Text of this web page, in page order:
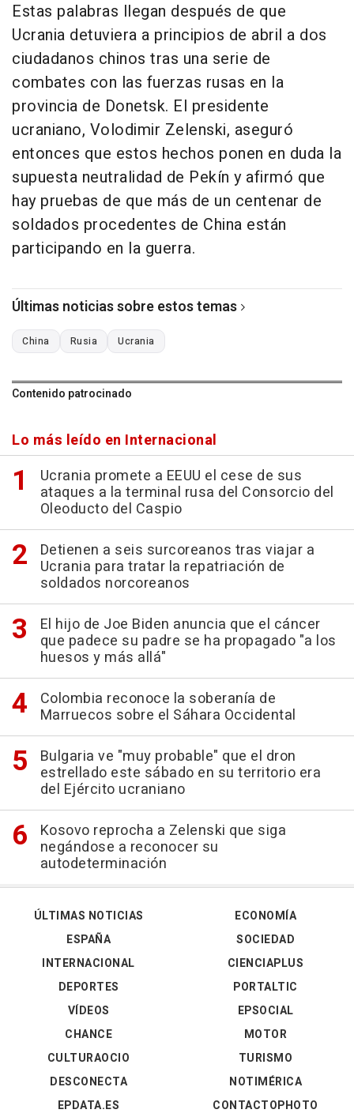
Estas palabras llegan después de que
Ucrania detuviera a principios de abril a dos
ciudadanos chinos tras una serie de
combates con las fuerzas rusas en la
provincia de Donetsk. El presidente
ucraniano, Volodimir Zelenski, aseguró
entonces que estos hechos ponen en duda la
supuesta neutralidad de Pekín y afirmó que
hay pruebas de que más de un centenar de
soldados procedentes de China están
participando en la guerra.
Últimas noticias sobre estos temas
China Rusia Ucrania
Contenido patrocinado
Lo más leído en Internacional
Ucrania promete a EEUU el cese de sus
ataques a la terminal rusa del Consorcio del
Oleoducto del Caspio
Detienen a seis surcoreanos tras viajar a
Ucrania para tratar la repatriación de
soldados norcoreanos
El hijo de Joe Biden anuncia que el cáncer
que padece su padre se ha propagado "a los
huesos y más allá"
Colombia reconoce la soberanía de
Marruecos sobre el Sáhara Occidental
Bulgaria ve "muy probable" que el dron
estrellado este sábado en su territorio era
del Ejército ucraniano
Kosovo reprocha a Zelenski que siga
negándose a reconocer su
autodeterminación
ÚLTIMAS NOTICIAS
ESPAÑA
INTERNACIONAL
DEPORTES
VÍDEOS
ECONOMÍA
SOCIEDAD
CIENCIAPLUS
PORTALTIC
EPSOCIAL
CHANCE
CULTURAOCIO
DESCONECTA
EPDATA.ES
MOTOR
TURISMO
NOTIMÉRICA
CONTACTOPHOTO